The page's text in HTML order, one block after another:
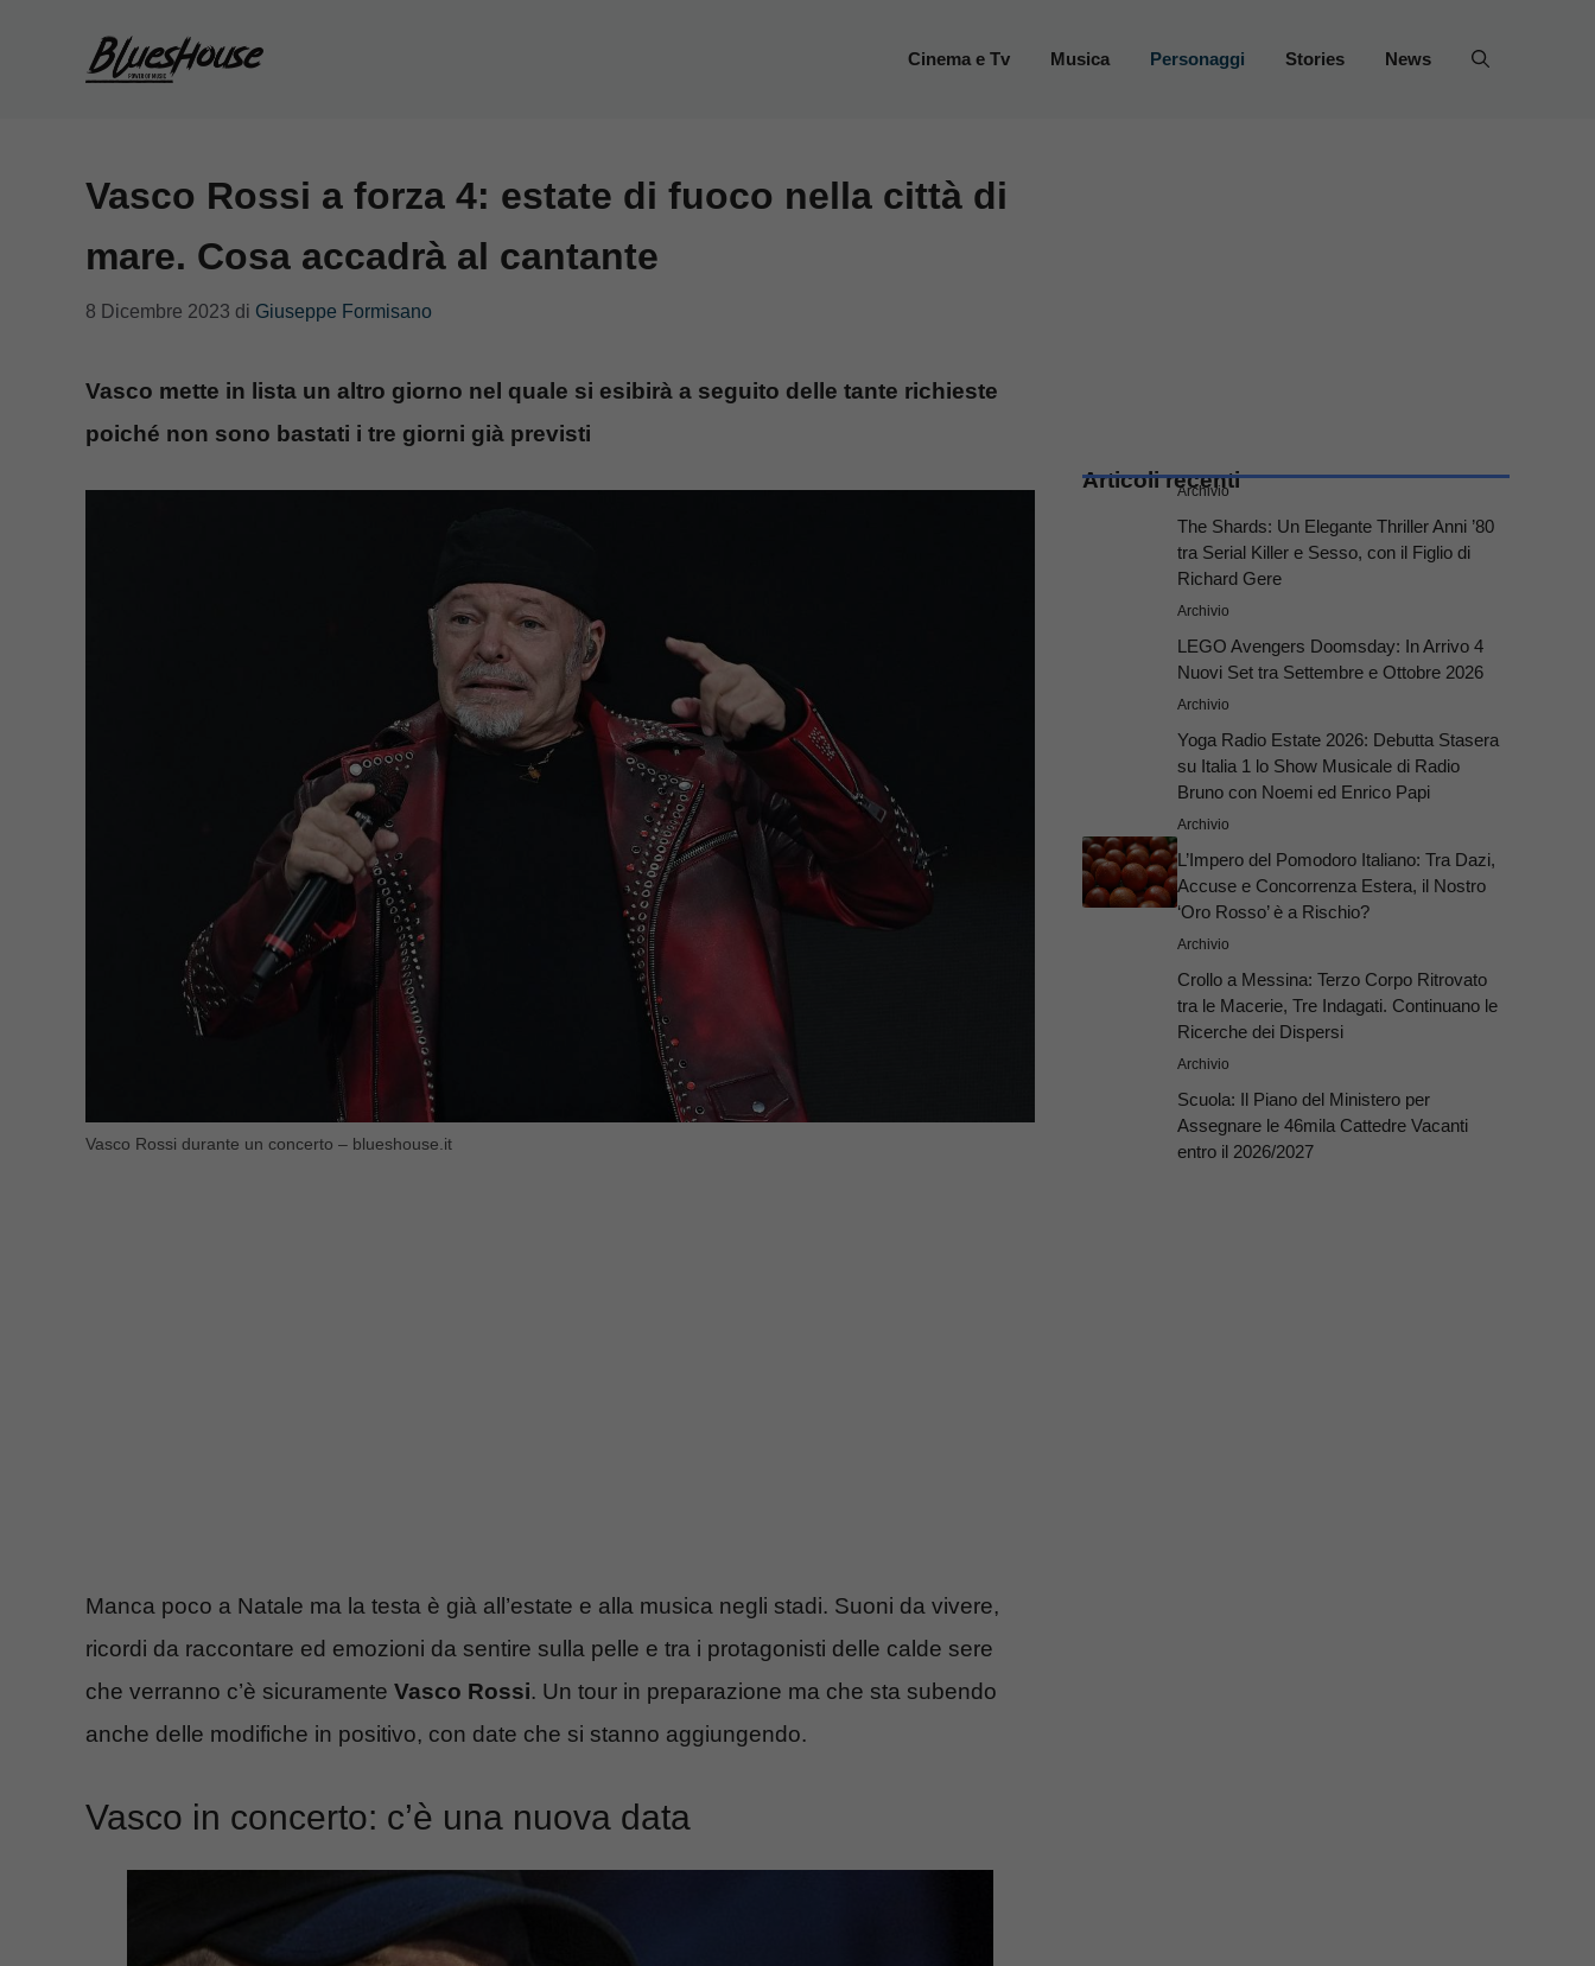
Cinema e Tv Musica Personaggi Stories News
Vasco Rossi a forza 4: estate di fuoco nella città di
mare. Cosa accadrà al cantante
8 Dicembre 2023 di Giuseppe Formisano
Vasco mette in lista un altro giorno nel quale si esibirà a seguito delle tante richieste
poiché non sono bastati i tre giorni già previsti
Vasco Rossi durante un concerto – blueshouse.it
Manca poco a Natale ma la testa è già all’estate e alla musica negli stadi. Suoni da vivere,
ricordi da raccontare ed emozioni da sentire sulla pelle e tra i protagonisti delle calde sere
che verranno c’è sicuramente Vasco Rossi. Un tour in preparazione ma che sta subendo
anche delle modifiche in positivo, con date che si stanno aggiungendo.
Vasco in concerto: c’è una nuova data
Articoli recenti
Archivio
The Shards: Un Elegante Thriller Anni ’80
tra Serial Killer e Sesso, con il Figlio di
Richard Gere
Archivio
LEGO Avengers Doomsday: In Arrivo 4
Nuovi Set tra Settembre e Ottobre 2026
Archivio
Yoga Radio Estate 2026: Debutta Stasera
su Italia 1 lo Show Musicale di Radio
Bruno con Noemi ed Enrico Papi
Archivio
L’Impero del Pomodoro Italiano: Tra Dazi,
Accuse e Concorrenza Estera, il Nostro
‘Oro Rosso’ è a Rischio?
Archivio
Crollo a Messina: Terzo Corpo Ritrovato
tra le Macerie, Tre Indagati. Continuano le
Ricerche dei Dispersi
Archivio
Scuola: Il Piano del Ministero per
Assegnare le 46mila Cattedre Vacanti
entro il 2026/2027